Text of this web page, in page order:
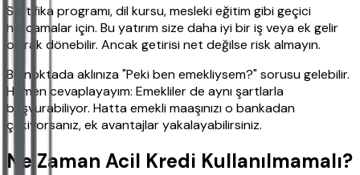
Sertifika programı, dil kursu, mesleki eğitim gibi geçici
harcamalar için. Bu yatırım size daha iyi bir iş veya ek gelir
olarak dönebilir. Ancak getirisi net değilse risk almayın.
Bu noktada aklınıza "Peki ben emekliysem?" sorusu gelebilir.
Hemen cevaplayayım: Emekliler de aynı şartlarla
başvurabiliyor. Hatta emekli maaşınızı o bankadan
çekiyorsanız, ek avantajlar yakalayabilirsiniz.
Ne Zaman Acil Kredi Kullanılmamalı?